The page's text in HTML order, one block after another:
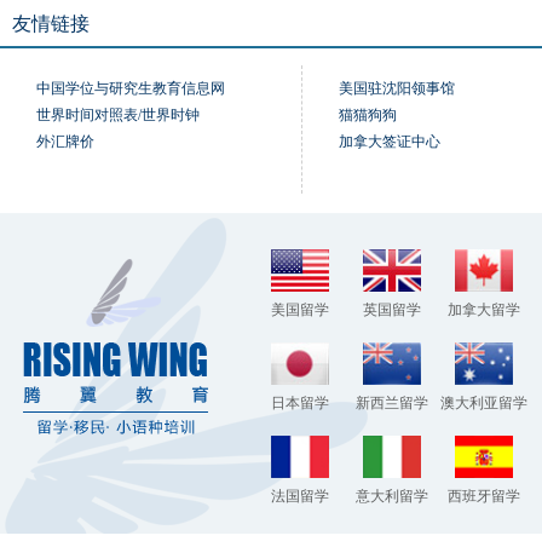
友情链接
中国学位与研究生教育信息网
世界时间对照表/世界时钟
外汇牌价
美国驻沈阳领事馆
猫猫狗狗
加拿大签证中心
美国留学 英国留学 加拿大留学
日本留学 新西兰留学 澳大利亚留学
法国留学 意大利留学 西班牙留学